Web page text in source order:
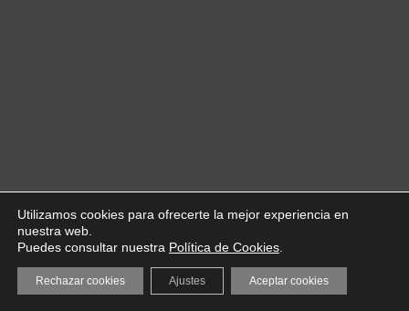
Utilizamos cookies para ofrecerte la mejor experiencia en
nuestra web.
Puedes consultar nuestra Política de Cookies
Aceptar cookies
Rechazar cookies Ajustes